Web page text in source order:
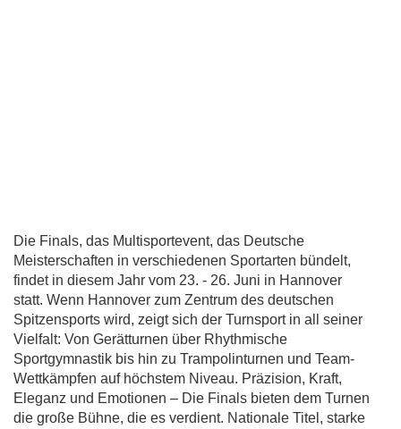
Die Finals, das Multisportevent, das Deutsche
Meisterschaften in verschiedenen Sportarten bündelt,
findet in diesem Jahr vom 23. - 26. Juni in Hannover
statt. Wenn Hannover zum Zentrum des deutschen
Spitzensports wird, zeigt sich der Turnsport in all seiner
Vielfalt: Von Gerätturnen über Rhythmische
Sportgymnastik bis hin zu Trampolinturnen und Team-
Wettkämpfen auf höchstem Niveau. Präzision, Kraft,
Eleganz und Emotionen – Die Finals bieten dem Turnen
die große Bühne, die es verdient. Nationale Titel, starke